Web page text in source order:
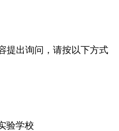
提出询问，请按以下方式
验学校